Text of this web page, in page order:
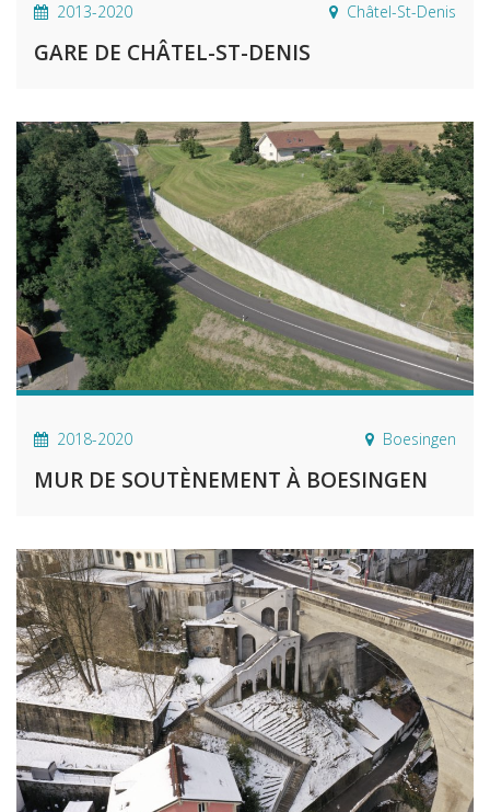
2013-2020 Châtel-St-Denis
GARE DE CHÂTEL-ST-DENIS
2018-2020 Boesingen
MUR DE SOUTÈNEMENT À BOESINGEN